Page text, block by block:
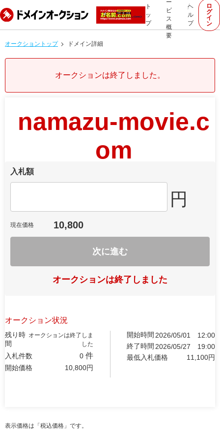
ト
ッ
プ
ー
ビ
ス
概
要
ヘ
ル
プ
ロ
グ
イ
ン
オークショントップ ドメイン詳細
オークションは終了しました。
namazu-movie.c
om
入札額
円
現在価格 10,800
次に進む
オークションは終了しました
オークション状況
残り時
間
オークションは終了しま
した
入札件数 0 件
開始価格 10,800円
開始時間 2026/05/01
12:00
終了時間 2026/05/27
19:00
最低入札価格
11,100円
表示価格は「税込価格」です。